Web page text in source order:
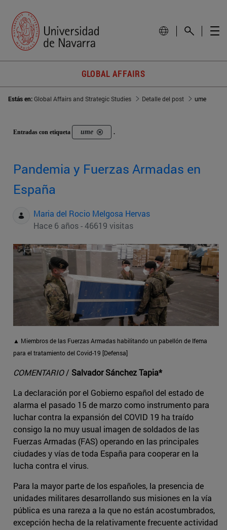
GLOBAL AFFAIRS
Estás en:Global Affairs and Strategic Studies Detalle del post ume
Entradas con etiqueta ume .
Pandemia y Fuerzas Armadas en
España
Maria del Rocio Melgosa Hervas
Hace 6 años - 46619 visitas
▲ Miembros de las Fuerzas Armadas habilitando un pabellón de Ifema
para el tratamiento del Covid-19 [Defensa]
COMENTARIO/ Salvador Sánchez Tapia*
La declaración por el Gobierno español del estado de
alarma el pasado 15 de marzo como instrumento para
luchar contra la expansión del COVID 19 ha traído
consigo la no muy usual imagen de soldados de las
Fuerzas Armadas (FAS) operando en las principales
ciudades y vías de toda España para cooperar en la
lucha contra el virus.
Para la mayor parte de los españoles, la presencia de
unidades militares desarrollando sus misiones en la vía
pública es una rareza a la que no están acostumbrados,
excepción hecha de la relativamente frecuente actividad